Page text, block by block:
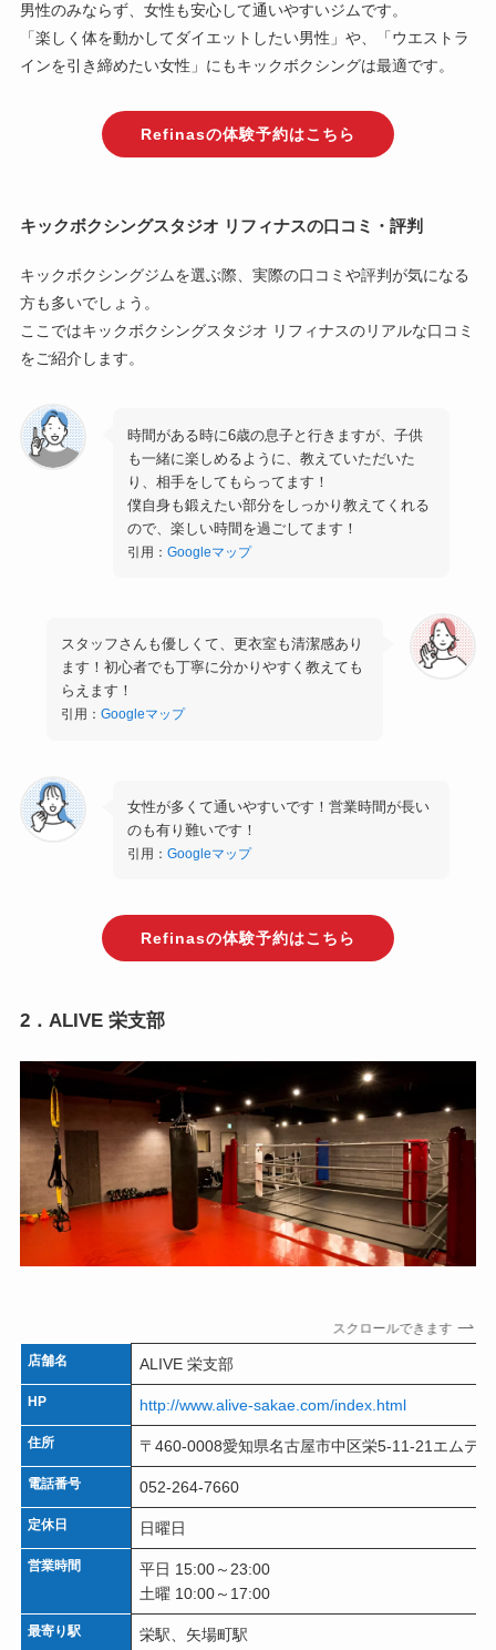
男性のみならず、女性も安心して通いやすいジムです。
「楽しく体を動かしてダイエットしたい男性」や、「ウエストラ
インを引き締めたい女性」にもキックボクシングは最適です。
Refinasの体験予約はこちら
キックボクシングスタジオ リフィナスの口コミ・評判
キックボクシングジムを選ぶ際、実際の口コミや評判が気になる
方も多いでしょう。
ここではキックボクシングスタジオ リフィナスのリアルな口コミ
をご紹介します。
時間がある時に6歳の息子と行きますが、子供
も一緒に楽しめるように、教えていただいた
り、相手をしてもらってます！
僕自身も鍛えたい部分をしっかり教えてくれる
ので、楽しい時間を過ごしてます！
引用：Googleマップ
スタッフさんも優しくて、更衣室も清潔感あり
ます！初心者でも丁寧に分かりやすく教えても
らえます！
引用：Googleマップ
女性が多くて通いやすいです！営業時間が長い
のも有り難いです！
引用：Googleマップ
Refinasの体験予約はこちら
2．ALIVE 栄支部
スクロールできます
店舗名 ALIVE 栄支部
HP http://www.alive-sakae.com/index.html
住所 〒460-0008愛知県名古屋市中区栄5-11-21エムテ
電話番号 052-264-7660
定休日 日曜日
営業時間
平日 15:00～23:00
土曜 10:00～17:00
最寄り駅 栄駅、矢場町駅